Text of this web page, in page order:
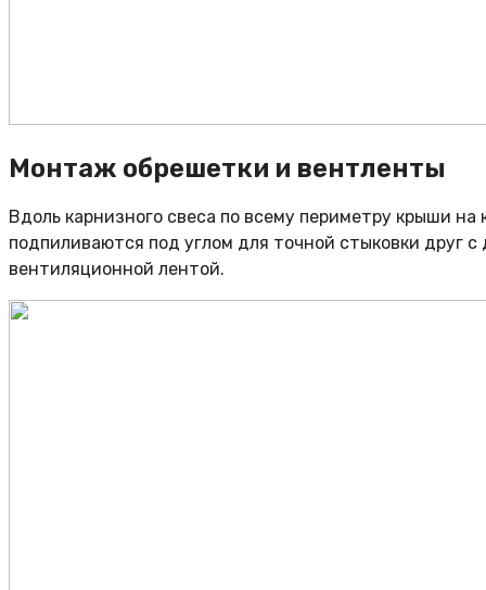
Монтаж обрешетки и вентленты
Вдоль карнизного свеса по всему периметру крыши
подпиливаются под углом для точной стыковки друг
вентиляционной лентой.